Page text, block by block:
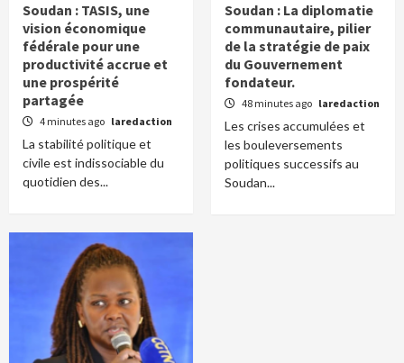
Soudan : TASIS, une
vision économique
fédérale pour une
productivité accrue et
une prospérité
partagée
4 minutes ago laredaction
La stabilité politique et
civile est indissociable du
quotidien des...
Soudan : La diplomatie
communautaire, pilier
de la stratégie de paix
du Gouvernement
fondateur.
48 minutes ago laredaction
Les crises accumulées et
les bouleversements
politiques successifs au
Soudan...